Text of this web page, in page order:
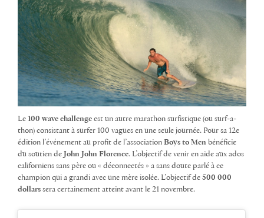
Le 100 wave challenge est un autre marathon surfistique (ou surf-a-
thon) consistant à surfer 100 vagues en une seule journée. Pour sa 12e
édition l’événement au profit de l’association Boys to Men bénéficie
du soutien de John John Florence. L’objectif de venir en aide aux ados
californiens sans père ou « déconnectés » a sans doute parlé à ce
champion qui a grandi avec une mère isolée. L’objectif de 500 000
dollars sera certainement atteint avant le 21 novembre.